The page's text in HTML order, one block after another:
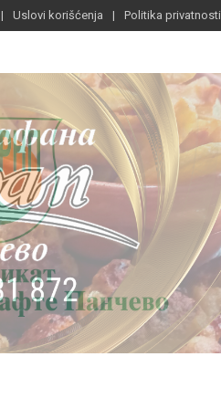
Uslovi korišćenja Politika privatnosti